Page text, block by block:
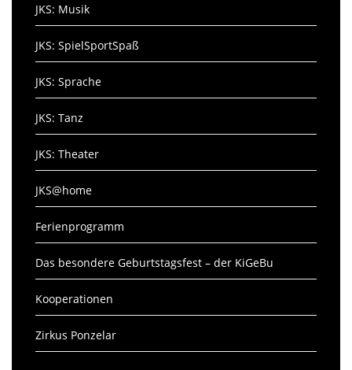
JKS: Musik
JKS: SpielSportSpaß
JKS: Sprache
JKS: Tanz
JKS: Theater
JKS@home
Ferienprogramm
Das besondere Geburtstagsfest – der KiGeBu
Kooperationen
Zirkus Ponzelar